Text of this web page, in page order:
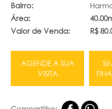
Bairro:
Área:
Valor de Venda:
R$
AGENDE A SUA
VISITA